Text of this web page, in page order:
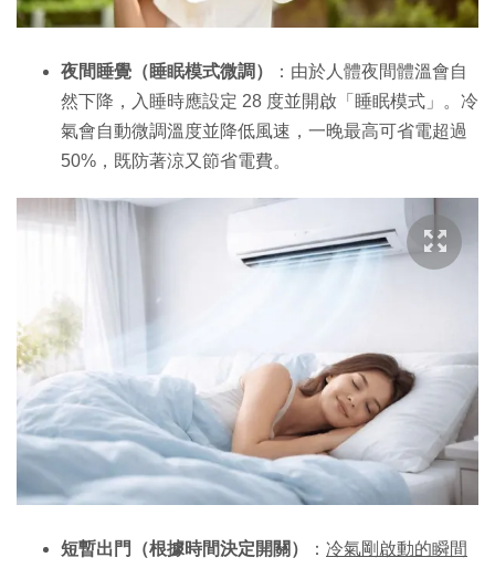
夜間睡覺（睡眠模式微調）
：由於人體夜間體溫會自
然下降，入睡時應設定 28 度並開啟「睡眠模式」。冷
氣會自動微調溫度並降低風速，一晚最高可省電超過
50%，既防著涼又節省電費。
短暫出門（根據時間決定開關） ： 冷氣剛啟動的瞬間